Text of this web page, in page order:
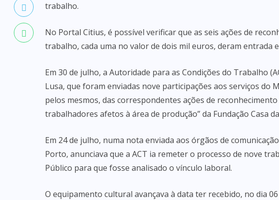
trabalho.
No Portal Citius, é possível verificar que as seis ações de
trabalho, cada uma no valor de dois mil euros, deram
Em 30 de julho, a Autoridade para as Condições do Trabalho
Lusa, que foram enviadas nove participações aos serviços do
pelos mesmos, das correspondentes ações de
trabalhadores afetos à área de produção” da Fundação Casa
Em 24 de julho, numa nota enviada aos órgãos de
Porto, anunciava que a ACT ia remeter o processo de nove
Público para que fosse analisado o vínculo laboral.
O equipamento cultural avançava à data ter recebido, no dia